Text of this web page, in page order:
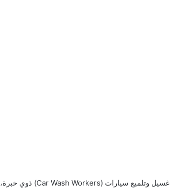
تعلن إدارة مغسلة سيارات في إمارة دبي عن حاجتها لتوظيف عمال غسيل وتلميع سيارات (Car Wash Workers) ذوي خبرة،